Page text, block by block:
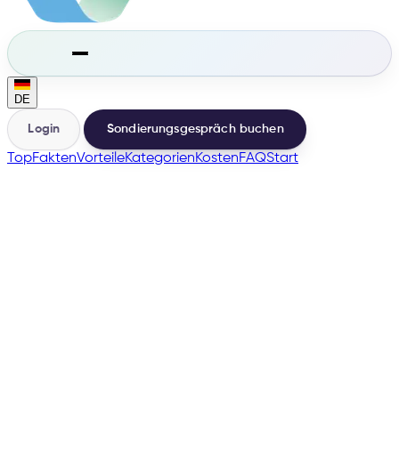
DE
Login Sondierungsgespräch buchen
TopFaktenVorteileKategorienKostenFAQStart